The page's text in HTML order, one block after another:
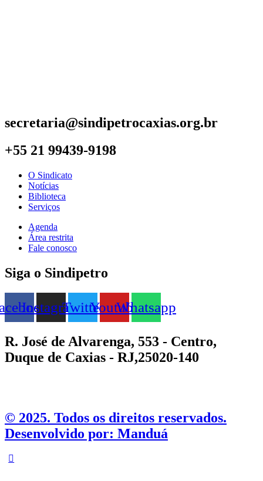
secretaria@sindipetrocaxias.org.br
+55 21 99439-9198
O Sindicato
Notícias
Biblioteca
Serviços
Agenda
Área restrita
Fale conosco
Siga o Sindipetro
InstagramTwitterYoutubeWhatsapp
R. José de Alvarenga, 553 - Centro,
Duque de Caxias - RJ,25020-140
©️ 2025. Todos os direitos reservados.
Desenvolvido por: Manduá